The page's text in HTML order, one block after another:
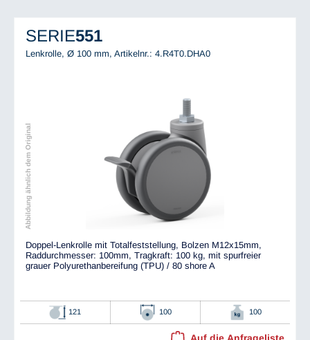
SERIE551
Lenkrolle, Ø 100 mm, Artikelnr.: 4.R4T0.DHA0
Abbildung ähnlich dem Original
Doppel-Lenkrolle mit Totalfeststellung, Bolzen M12x15mm,
Raddurchmesser: 100mm, Tragkraft: 100 kg, mit spurfreier
grauer Polyurethanbereifung (TPU) / 80 shore A
121 100 100
Auf die Anfrageliste